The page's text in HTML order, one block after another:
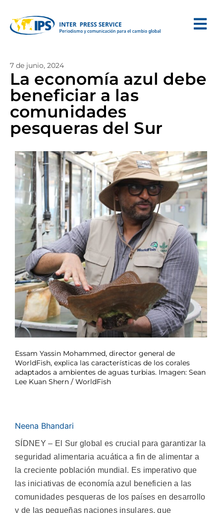
7 de junio, 2024
La economía azul debe
beneficiar a las
comunidades
pesqueras del Sur
Essam Yassin Mohammed, director general de
WorldFish, explica las características de los corales
adaptados a ambientes de aguas turbias. Imagen: Sean
Lee Kuan Shern / WorldFish
Neena Bhandari
SÍDNEY – El Sur global es crucial para garantizar la
seguridad alimentaria acuática a fin de alimentar a
la creciente población mundial. Es imperativo que
las iniciativas de economía azul beneficien a las
comunidades pesqueras de los países en desarrollo
y de las pequeñas naciones insulares, que